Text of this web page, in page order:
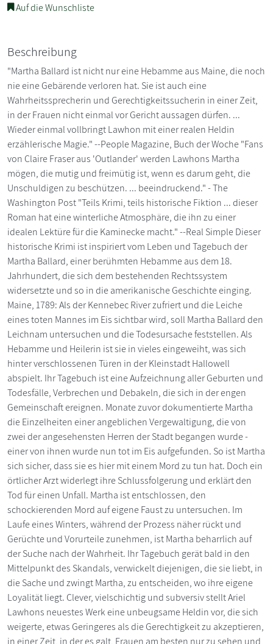
Auf die Wunschliste
Beschreibung
"Martha Ballard ist nicht nur eine Hebamme aus Maine, die noch
nie eine Gebärende verloren hat. Sie ist auch eine
Wahrheitssprecherin und Gerechtigkeitssucherin in einer Zeit,
in der Frauen nicht einmal vor Gericht aussagen dürfen. ...
Wieder einmal vollbringt Lawhon mit einer realen Heldin
erzählerische Magie." --People Magazine, Buch der Woche "Fans
von Claire Fraser aus 'Outlander' werden Lawhons Martha
mögen, die mutig und freimütig ist, wenn es darum geht, die
Unschuldigen zu beschützen. ... beeindruckend." - The
Washington Post "Teils Krimi, teils historische Fiktion ... dieser
Roman hat eine winterliche Atmosphäre, die ihn zu einer
idealen Lektüre für die Kaminecke macht." --Real Simple Dieser
historische Krimi ist inspiriert vom Leben und Tagebuch der
Martha Ballard, einer berühmten Hebamme aus dem 18.
Jahrhundert, die sich dem bestehenden Rechtssystem
widersetzte und so in die amerikanische Geschichte einging.
Maine, 1789: Als der Kennebec River zufriert und die Leiche
eines toten Mannes im Eis sichtbar wird, soll Martha Ballard den
Leichnam untersuchen und die Todesursache feststellen. Als
Hebamme und Heilerin ist sie in vieles eingeweiht, was sich
hinter verschlossenen Türen in der Kleinstadt Hallowell
abspielt. Ihr Tagebuch ist eine Aufzeichnung aller Geburten und
Todesfälle, Verbrechen und Debakeln, die sich in der engen
Gemeinschaft ereignen. Monate zuvor dokumentierte Martha
die Einzelheiten einer angeblichen Vergewaltigung, die von
zwei der angesehensten Herren der Stadt begangen wurde -
einer von ihnen wurde nun tot im Eis aufgefunden. So ist Martha
sich sicher, dass sie es hier mit einem Mord zu tun hat. Doch ein
örtlicher Arzt widerlegt ihre Schlussfolgerung und erklärt den
Tod für einen Unfall. Martha ist entschlossen, den
schockierenden Mord auf eigene Faust zu untersuchen. Im
Laufe eines Winters, während der Prozess näher rückt und
Gerüchte und Vorurteile zunehmen, ist Martha beharrlich auf
der Suche nach der Wahrheit. Ihr Tagebuch gerät bald in den
Mittelpunkt des Skandals, verwickelt diejenigen, die sie liebt, in
die Sache und zwingt Martha, zu entscheiden, wo ihre eigene
Loyalität liegt. Clever, vielschichtig und subversiv stellt Ariel
Lawhons neuestes Werk eine unbeugsame Heldin vor, die sich
weigerte, etwas Geringeres als die Gerechtigkeit zu akzeptieren,
in einer Zeit, in der es galt, Frauen am besten nur zu sehen und